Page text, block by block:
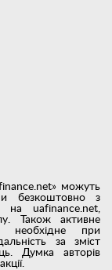
можуть
безкоштовно з
на uafinance.net,
Також активне
необхідне при
за зміст
Думка авторів